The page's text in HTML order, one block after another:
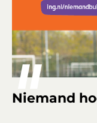
Niemand